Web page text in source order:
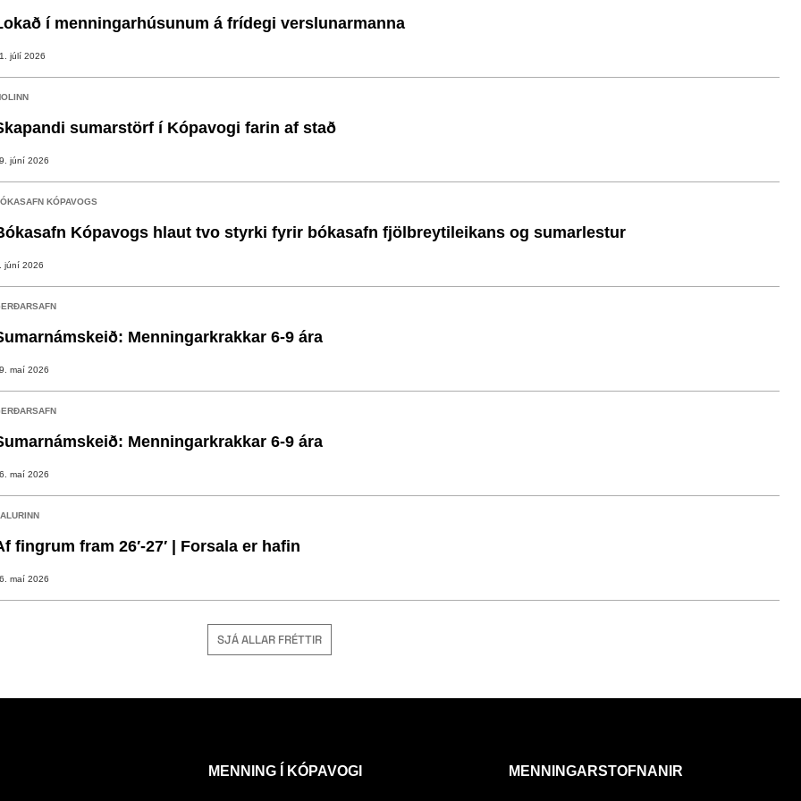
í menningarhúsunum á frídegi verslunarmanna
júlí 2026
sumarstörf í Kópavogi farin af stað
júní 2026
KÓPAVOGS
Kópavogs hlaut tvo styrki fyrir bókasafn fjölbreytileikans og sumarlestur
júní 2026
Menningarkrakkar 6-9 ára
maí 2026
Menningarkrakkar 6-9 ára
maí 2026
fingrum fram 26′-27′ | Forsala er hafin
maí 2026
SJÁ ALLAR FRÉTTIR
MENNING Í KÓPAVOGI MENNINGARSTOFNANIR